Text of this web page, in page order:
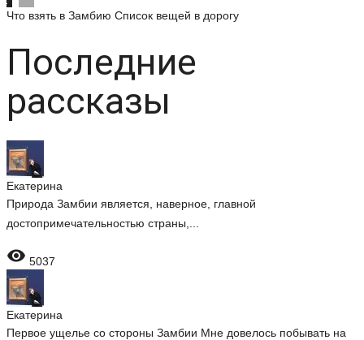
Что взять в Замбию Список вещей в дорогу
Последние
рассказы
Екатерина
Природа Замбии является, наверное, главной
достопримечательностью страны,...
 5037
Екатерина
Первое ущелье со стороны Замбии Мне довелось побывать на